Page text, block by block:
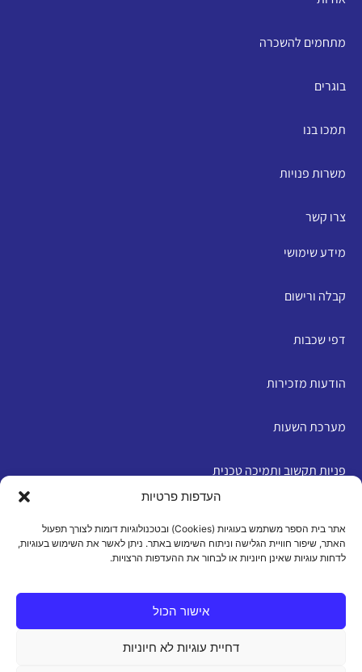
העדפות פרטיות
אתר בית הספר משתמש בעוגיות (Cookies) ובטכנולוגיות דומות לצורך תפעול
האתר, שיפור חוויית הגלישה וניתוח השימוש באתר. ניתן לאשר את השימוש בעוגיות,
לדחות עוגיות שאינן חיוניות או לבחור את ההעדפות הרצויות.
אישור הכול
דחיית עוגיות לא חיוניות
מתחמים להשכרה
בוגרים
תמכו בנו
משרות פנויות
צרו קשר
מידע שימושי
קבלה ורישום
דפי שכבות
הודעות מזכירות
מערכת השעות
פניות תקשוב ותמיכה טכנית
מדיניות פרטיות|תנאי שימוש|הצהרת נגישות|מדיניות
עוגיות